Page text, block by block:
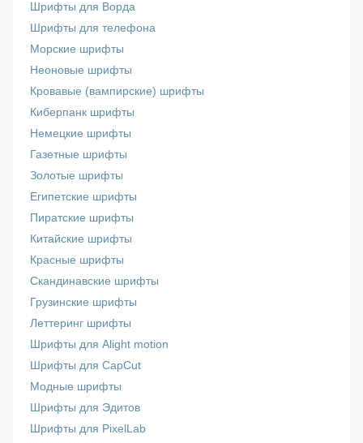
Шрифты для Ворда
Шрифты для телефона
Морские шрифты
Неоновые шрифты
Кровавые (вампирские) шрифты
Киберпанк шрифты
Немецкие шрифты
Газетные шрифты
Золотые шрифты
Египетские шрифты
Пиратские шрифты
Китайские шрифты
Красные шрифты
Скандинавские шрифты
Грузинские шрифты
Леттеринг шрифты
Шрифты для Alight motion
Шрифты для CapCut
Модные шрифты
Шрифты для Эдитов
Шрифты для PixelLab